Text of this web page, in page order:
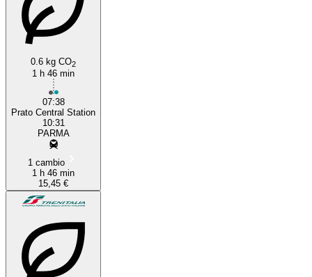
0.6 kg CO2
1 h 46 min
07:38
Prato Central Station
10:31
PARMA
1 cambio
1 h 46 min
15,45 €